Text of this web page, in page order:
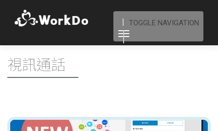
TOGGLE NAVIGATION
視訊通話